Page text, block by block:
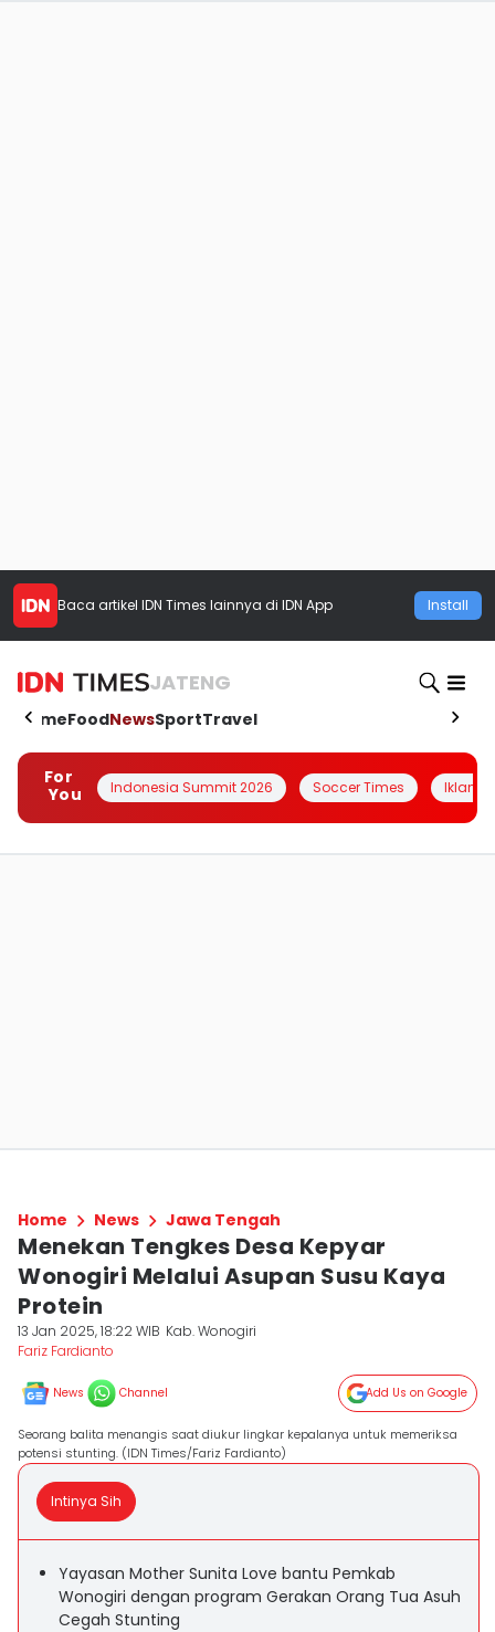
Baca artikel IDN Times lainnya di IDN App Install
JATENG
HomeFoodNewsSportTravel
For
You
Indonesia Summit 2026 Soccer Times Iklanin
Home News Jawa Tengah
Menekan Tengkes Desa Kepyar
Wonogiri Melalui Asupan Susu Kaya
Protein
13 Jan 2025, 18:22 WIB Kab. Wonogiri
Fariz Fardianto
News Channel Add Us on Google
Seorang balita menangis saat diukur lingkar kepalanya untuk memeriksa
potensi stunting. (IDN Times/Fariz Fardianto)
Intinya Sih
Yayasan Mother Sunita Love bantu Pemkab
Wonogiri dengan program Gerakan Orang Tua Asuh
Cegah Stunting